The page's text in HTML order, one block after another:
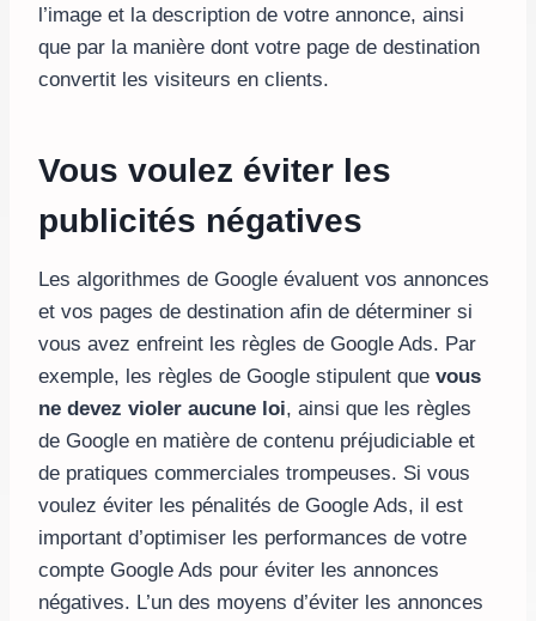
l’image et la description de votre annonce, ainsi
que par la manière dont votre page de destination
convertit les visiteurs en clients.
Vous voulez éviter les
publicités négatives
Les algorithmes de Google évaluent vos annonces
et vos pages de destination afin de déterminer si
vous avez enfreint les règles de Google Ads. Par
exemple, les règles de Google stipulent que vous
ne devez violer aucune loi, ainsi que les règles
de Google en matière de contenu préjudiciable et
de pratiques commerciales trompeuses. Si vous
voulez éviter les pénalités de Google Ads, il est
important d’optimiser les performances de votre
compte Google Ads pour éviter les annonces
négatives. L’un des moyens d’éviter les annonces